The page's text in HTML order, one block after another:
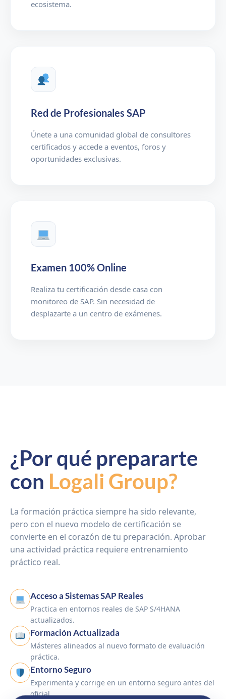
ecosistema.
Red de Profesionales SAP
Únete a una comunidad global de consultores
certificados y accede a eventos, foros y
oportunidades exclusivas.
Examen 100% Online
Realiza tu certificación desde casa con
monitoreo de SAP. Sin necesidad de
desplazarte a un centro de exámenes.
¿Por qué prepararte
con Logali Group?
La formación práctica siempre ha sido relevante,
pero con el nuevo modelo de certificación se
convierte en el corazón de tu preparación. Aprobar
una actividad práctica requiere entrenamiento
práctico real.
Acceso a Sistemas SAP Reales
Practica en entornos reales de SAP S/4HANA
actualizados.
Formación Actualizada
Másteres alineados al nuevo formato de evaluación
práctica.
Entorno Seguro
Experimenta y corrige en un entorno seguro antes del
oficial.